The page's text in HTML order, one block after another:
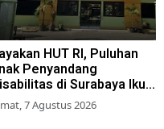
HUT RI, Puluhan
Penyandang
di Surabaya Ikuti
Lomba
7 Agustus 2026